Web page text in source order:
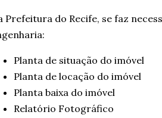
Prefeitura do Recife, se faz
Planta de situação do imóvel
Planta de locação do imóvel
Planta baixa do imóvel
Relatório Fotográfico